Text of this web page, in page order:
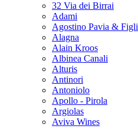
32 Via dei Birrai
Adami
Agostino Pavia & Figli
Alagna
Alain Kroos
Albinea Canali
Alturis
Antinori
Antoniolo
Apollo - Pirola
Argiolas
Aviva Wines